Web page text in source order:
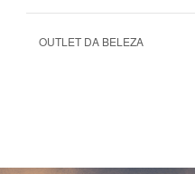
OUTLET DA BELEZA